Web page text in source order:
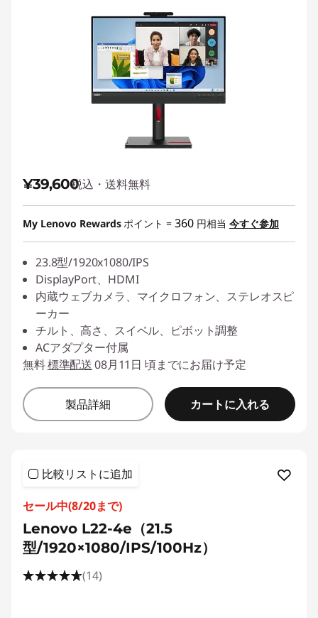
¥39,600税込・送料無料
My Lenovo Rewardsポイント = 360 円相当 今すぐ参加
23.8型/1920x1080/IPS
DisplayPort、HDMI
内蔵ウェブカメラ、マイクロフォン、ステレオスピ
ーカー
チルト、高さ、スイベル、ピボット調整
ACアダプター付属
無料標準配送08月11日 頃までにお届け予定
製品詳細 カートに入れる
比較リストに追加
セール中(8/20まで)
Lenovo L22-4e（21.5
型/1920×1080/IPS/100Hz）
(14)